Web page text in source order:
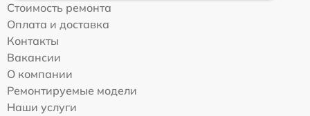
Стоимость ремонта
Оплата и доставка
Контакты
Вакансии
О компании
Ремонтируемые модели
Наши услуги